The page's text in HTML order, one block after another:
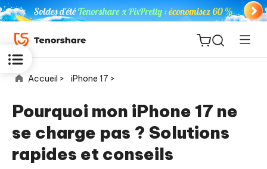
ReiBoot
for iOS
Accueil > iPhone 17 >
Pourquoi mon iPhone 17 ne
se charge pas ? Solutions
rapides et conseils